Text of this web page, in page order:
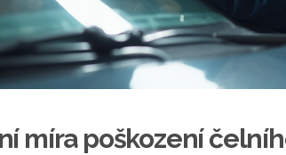
míra poškození